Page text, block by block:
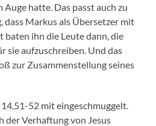
hatte. Das passt auch zu
dass Markus als Übersetzer mit
baten ihn die Leute dann, die
sie aufzuschreiben. Und das
zur Zusammenstellung seines
52 mit eingeschmuggelt.
der Verhaftung von Jesus